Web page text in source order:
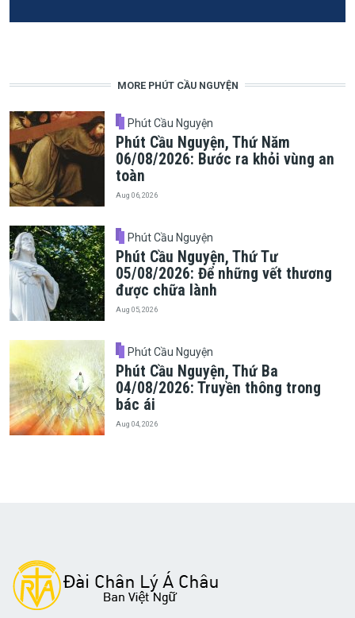
MORE PHÚT CẦU NGUYỆN
Phút Cầu Nguyện
Phút Cầu Nguyện, Thứ Năm
06/08/2026: Bước ra khỏi vùng an
toàn
Aug 06, 2026
Phút Cầu Nguyện
Phút Cầu Nguyện, Thứ Tư
05/08/2026: Để những vết thương
được chữa lành
Aug 05, 2026
Phút Cầu Nguyện
Phút Cầu Nguyện, Thứ Ba
04/08/2026: Truyền thông trong
bác ái
Aug 04, 2026